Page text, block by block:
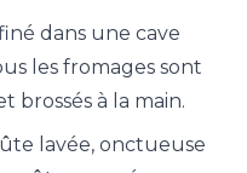
dans une cave
les fromages sont
à la main.
lavée, onctueuse